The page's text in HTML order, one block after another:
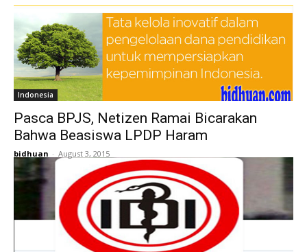
Indonesia
Pasca BPJS, Netizen Ramai Bicarakan
Bahwa Beasiswa LPDP Haram
bidhuan - August 3, 2015